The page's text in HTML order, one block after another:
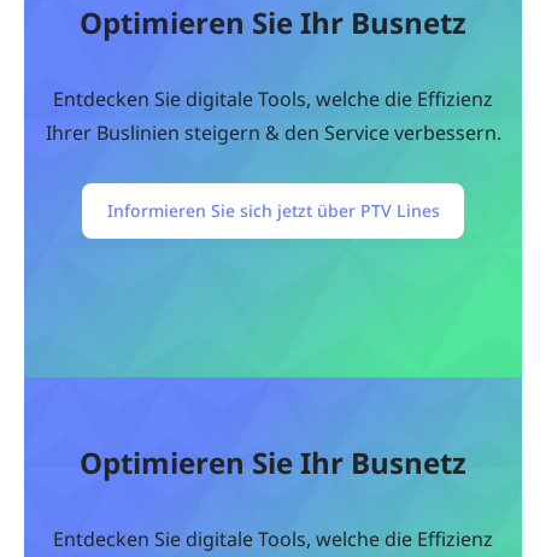
Optimieren Sie Ihr Busnetz
Entdecken Sie digitale Tools, welche die Effizienz
Ihrer Buslinien steigern & den Service verbessern.
Informieren Sie sich jetzt über PTV Lines
Optimieren Sie Ihr Busnetz
Entdecken Sie digitale Tools, welche die Effizienz